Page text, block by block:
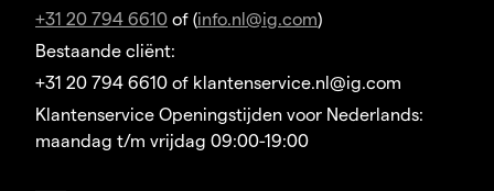
+31 20 794 6610 of (info.nl@ig.com)
Bestaande cliënt:
+31 20 794 6610 of klantenservice.nl@ig.com
Klantenservice Openingstijden voor Nederlands:
maandag t/m vrijdag 09:00-19:00